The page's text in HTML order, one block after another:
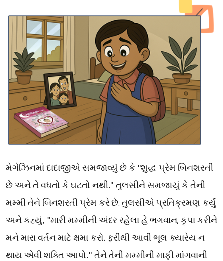
મેગેઝિનમાં દાદાજીએ સમજાવ્યું છે કે "શુદ્ધ પ્રેમ બિનશરતી
છે અને તે વધતો કે ઘટતો નથી." તુલસીને સમજાયું કે તેની
મમ્મી તેને બિનશરતી પ્રેમ કરે છે. તુલસીએ પ્રતિક્રમણ કર્યું
અને કહ્યું, "મારી મમ્મીની અંદર રહેલા હે ભગવાન, કૃપા કરીને
મને મારા વર્તન માટે ક્ષમા કરો. ફરીથી આવી ભૂલ ક્યારેય ન
થાય એવી શક્તિ આપો." તેને તેની મમ્મીની માફી માંગવાની